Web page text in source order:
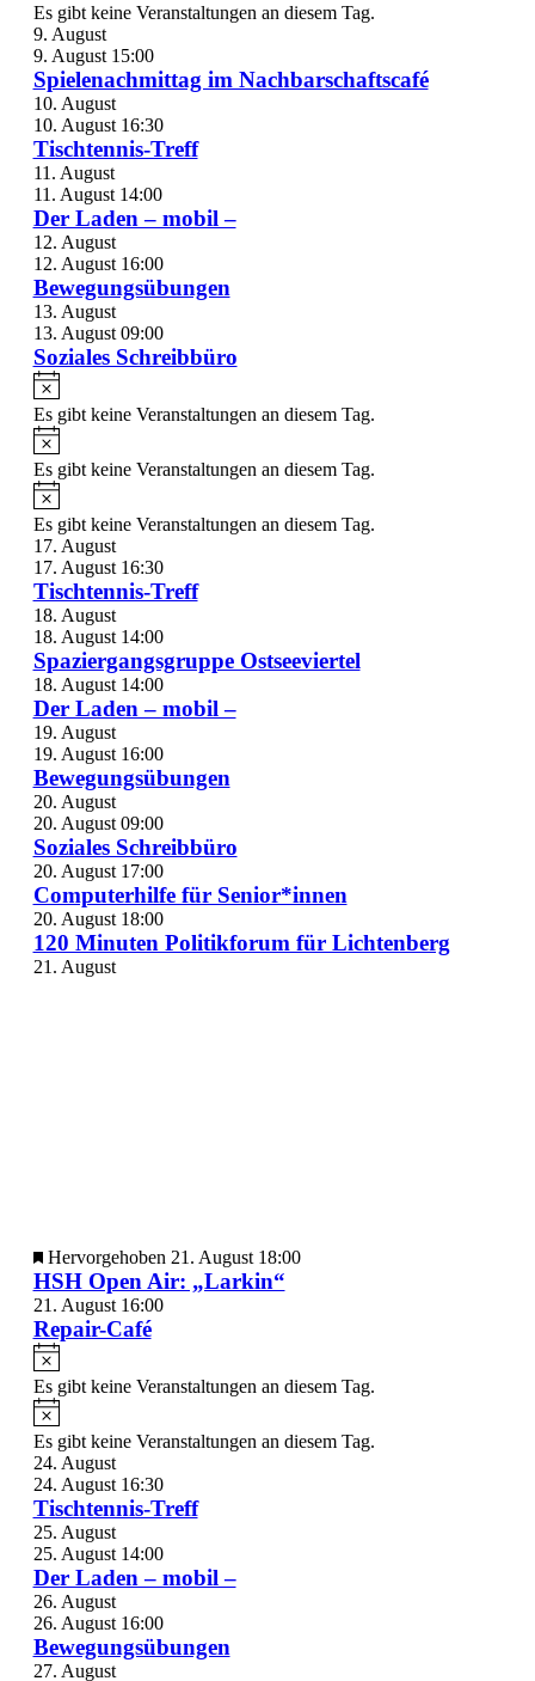
Es gibt keine Veranstaltungen an diesem Tag.
9. August
9. August 15:00
Spielenachmittag im Nachbarschaftscafé
10. August
10. August 16:30
Tischtennis-Treff
11. August
11. August 14:00
Der Laden – mobil –
12. August
12. August 16:00
Bewegungsübungen
13. August
13. August 09:00
Soziales Schreibbüro
Es gibt keine Veranstaltungen an diesem Tag.
Es gibt keine Veranstaltungen an diesem Tag.
Es gibt keine Veranstaltungen an diesem Tag.
17. August
17. August 16:30
Tischtennis-Treff
18. August
18. August 14:00
Spaziergangsgruppe Ostseeviertel
18. August 14:00
Der Laden – mobil –
19. August
19. August 16:00
Bewegungsübungen
20. August
20. August 09:00
Soziales Schreibbüro
20. August 17:00
Computerhilfe für Senior*innen
20. August 18:00
120 Minuten Politikforum für Lichtenberg
21. August
Hervorgehoben 21. August 18:00
HSH Open Air: „Larkin“
21. August 16:00
Repair-Café
Es gibt keine Veranstaltungen an diesem Tag.
Es gibt keine Veranstaltungen an diesem Tag.
24. August
24. August 16:30
Tischtennis-Treff
25. August
25. August 14:00
Der Laden – mobil –
26. August
26. August 16:00
Bewegungsübungen
27. August